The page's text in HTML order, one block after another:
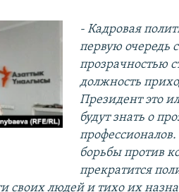
- Кадровая
первую очередь
прозрачностью
должность
Президент это
будут знать о
борьбы против
прекратится
своих людей и тихо их